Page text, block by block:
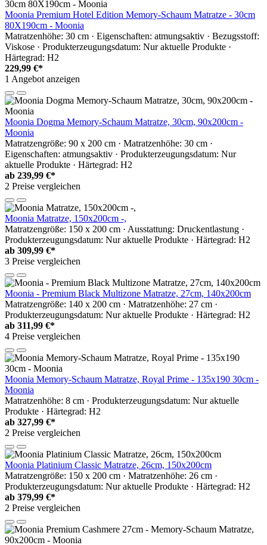
Moonia Premium Hotel Edition Memory-Schaum Matratze - 30cm
80X190cm - Moonia
Matratzenhöhe: 30 cm · Eigenschaften: atmungsaktiv · Bezugsstoff:
Viskose · Produkterzeugungsdatum: Nur aktuelle Produkte ·
Härtegrad: H2
229,99 €*
1 Angebot anzeigen
Moonia Dogma Memory-Schaum Matratze, 30cm, 90x200cm -
Moonia
Matratzengröße: 90 x 200 cm · Matratzenhöhe: 30 cm ·
Eigenschaften: atmungsaktiv · Produkterzeugungsdatum: Nur
aktuelle Produkte · Härtegrad: H2
ab 239,99 €*
2 Preise vergleichen
Moonia Matratze, 150x200cm -,
Matratzengröße: 150 x 200 cm · Ausstattung: Druckentlastung ·
Produkterzeugungsdatum: Nur aktuelle Produkte · Härtegrad: H2
ab 309,99 €*
3 Preise vergleichen
Moonia - Premium Black Multizone Matratze, 27cm, 140x200cm
Matratzengröße: 140 x 200 cm · Matratzenhöhe: 27 cm ·
Produkterzeugungsdatum: Nur aktuelle Produkte · Härtegrad: H2
ab 311,99 €*
4 Preise vergleichen
Moonia Memory-Schaum Matratze, Royal Prime - 135x190 30cm -
Moonia
Matratzenhöhe: 8 cm · Produkterzeugungsdatum: Nur aktuelle
Produkte · Härtegrad: H2
ab 327,99 €*
2 Preise vergleichen
Moonia Platinium Classic Matratze, 26cm, 150x200cm
Matratzengröße: 150 x 200 cm · Matratzenhöhe: 26 cm ·
Produkterzeugungsdatum: Nur aktuelle Produkte · Härtegrad: H2
ab 379,99 €*
2 Preise vergleichen